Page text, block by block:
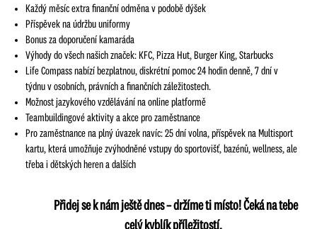
Každý měsíc extra finanční odměna v podobě dýšek
Příspěvek na údržbu uniformy
Bonus za doporučení kamaráda
Výhody do všech našich značek: KFC, Pizza Hut, Burger King, Starbucks
Life Compass nabízí bezplatnou, diskrétní pomoc 24 hodin denně, 7 dní v
týdnu v osobních, právních a finančních záležitostech.
Možnost jazykového vzdělávání na online platformě
Teambuildingové aktivity a akce pro zaměstnance
Pro zaměstnance na plný úvazek navíc: 25 dní volna, příspěvek na Multisport
kartu, která umožňuje zvýhodněné vstupy do sportovišť, bazénů, wellness, ale
třeba i dětských heren a dalších
Přidej se k nám ještě dnes – držíme ti místo! Čeká na tebe
celý kyblík příležitostí.